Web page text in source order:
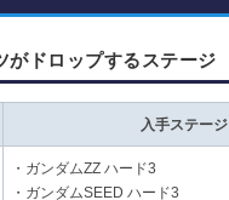
がドロップするステージ
入手ステージ
・ガンダムΖΖ ハード3
・ガンダムSEED ハード3